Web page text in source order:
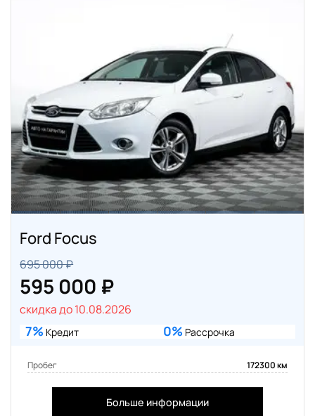
Ford Focus
695 000 ₽
595 000 ₽
скидка до 10.08.2026
7% Кредит 0% Рассрочка
Пробег 172300 км
Больше информации